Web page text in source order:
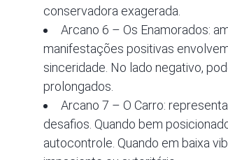
conservadora exagerada.
Arcano 6 – Os Enamorados:
manifestações positivas
sinceridade. No lado negativo,
prolongados.
Arcano 7 – O Carro:
desafios. Quando bem
autocontrole. Quando em baixa